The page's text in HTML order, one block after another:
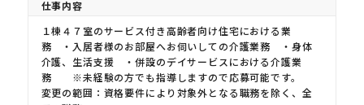
仕事内容
１棟４７室のサービス付き高齢者向け住宅における業
務 ・入居者様のお部屋へお伺いしての介護業務 ・身体
介護、生活支援 ・併設のデイサービスにおける介護業
務 ※未経験の方でも指導しますので応募可能です。
変更の範囲：資格要件により対象外となる職務を除く、全